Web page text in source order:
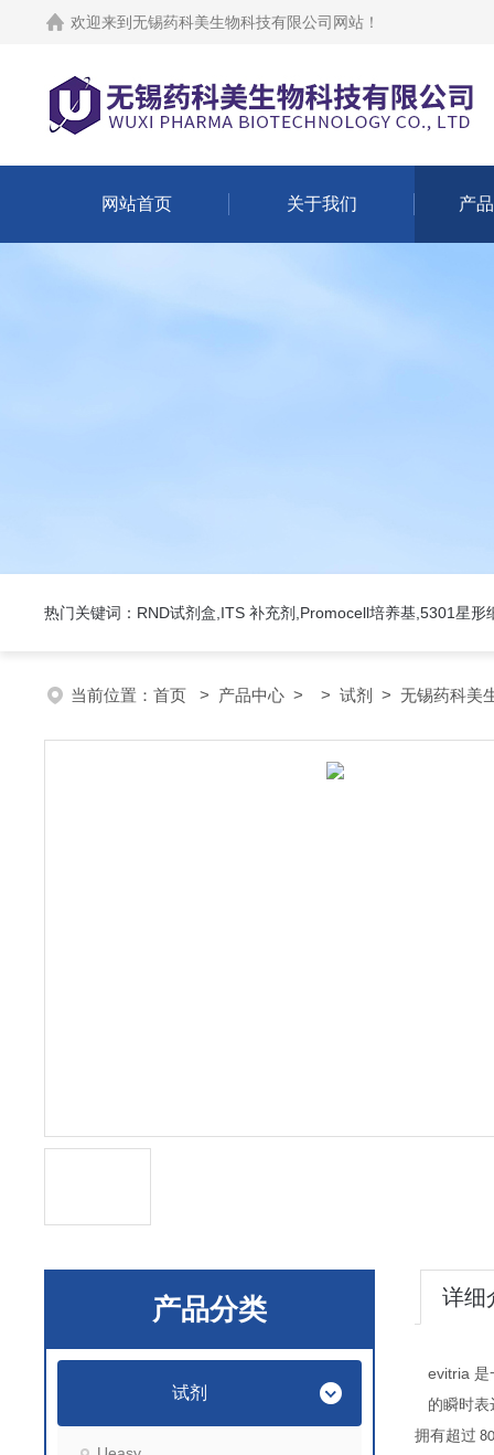
欢迎来到 无锡药科美生物科技有限公司网站 ！
网站首页 关于我们 产
热门关键词：RND试剂盒,ITS 补充剂,Promocell培养基,5301星形
当前位置： 首页 > 产品中心 > > 试剂 > 无锡药科美
产品分类
试剂
详细
evitria 是
的瞬时表
拥有超过